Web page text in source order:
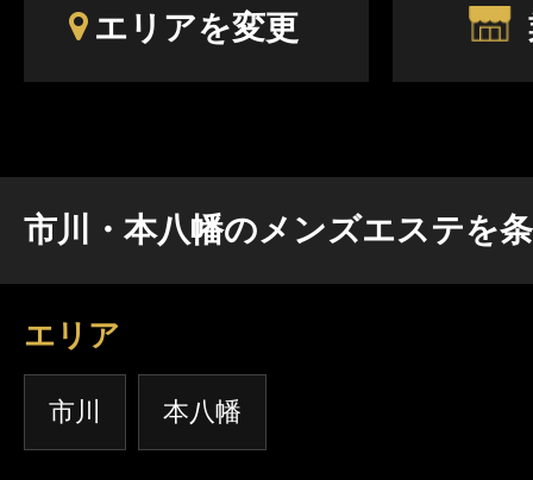
エリアを変更
市川・本八幡のメンズエステを
エリア
市川 本八幡